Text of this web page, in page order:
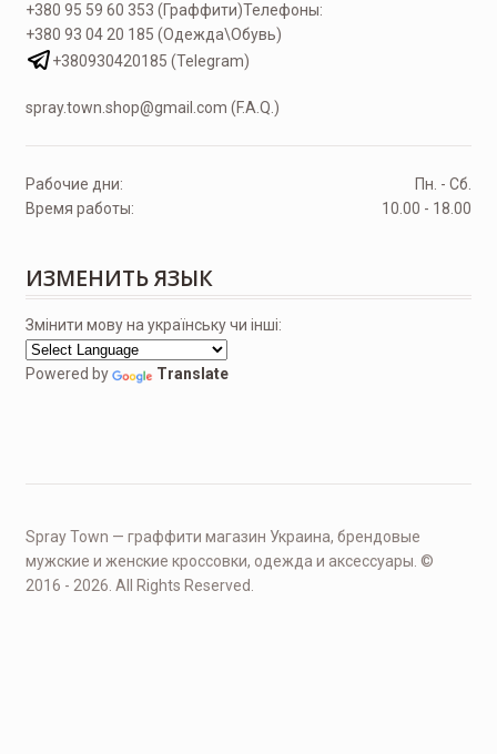
Телефоны:
+380 95 59 60 353 (Граффити)
+380 93 04 20 185 (Одежда\Обувь)
+380930420185 (Telegram)
spray.town.shop@gmail.com (F.A.Q.)
Рабочие дни:
Пн. - Сб.
Время работы:
10.00 - 18.00
ИЗМЕНИТЬ ЯЗЫК
Змінити мову на українську чи інші:
Powered by Translate
Spray Town — граффити магазин Украина, брендовые
мужские и женские кроссовки, одежда и аксессуары. ©
2016 - 2026. All Rights Reserved.